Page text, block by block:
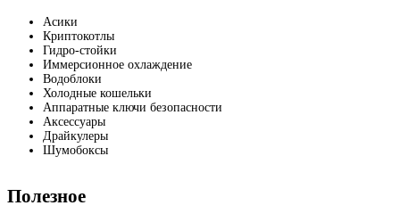
Асики
Криптокотлы
Гидро-стойки
Иммерсионное охлаждение
Водоблоки
Холодные кошельки
Аппаратные ключи безопасности
Аксессуары
Драйкулеры
Шумобоксы
Полезное